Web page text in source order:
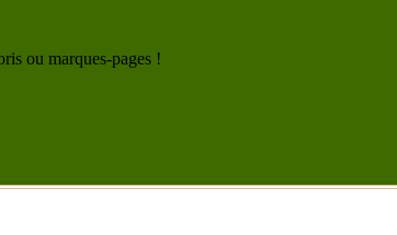
ou marques-pages !